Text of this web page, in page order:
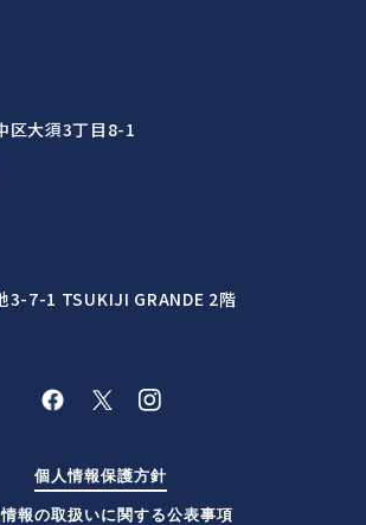
区大須3丁目8-1
3-7-1 TSUKIJI GRANDE 2階
個人情報保護方針
報の取扱いに関する公表事項